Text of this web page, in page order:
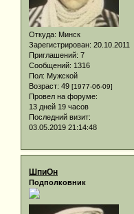
Откуда: Минск
Зарегистрирован: 20.10.2011
Приглашений: 7
Сообщений: 1316
Пол: Мужской
Возраст: 49 [1977-06-09]
Провел на форуме:
13 дней 19 часов
Последний визит:
03.05.2019 21:14:48
ШпиОн
Подполковник